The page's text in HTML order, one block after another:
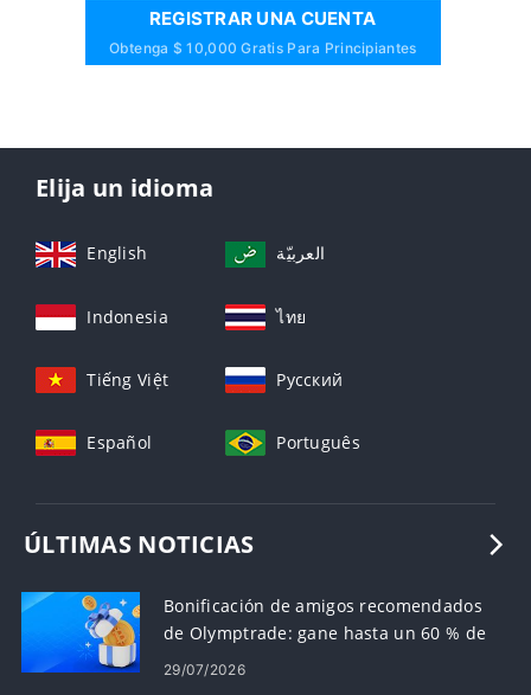
REGISTRAR UNA CUENTA
Obtenga $ 10,000 Gratis Para Principiantes
Elija un idioma
English العربيّة
Indonesia ไทย
Tiếng Việt Русский
Español Português
ÚLTIMAS NOTICIAS
Bonificación de amigos recomendados
de Olymptrade: gane hasta un 60 % de
comisión por recomendaciones
29/07/2026